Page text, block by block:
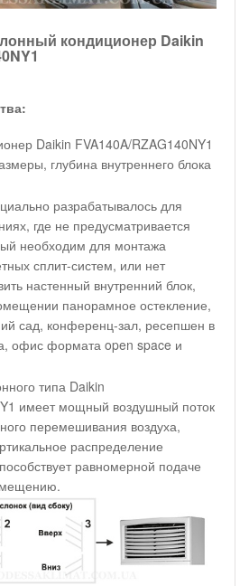
кондиционер Daikin
Daikin FVA140A/RZAG140NY1
глубина внутреннего блока
разрабатывалось для
где не предусматривается
необходим для монтажа
сплит-систем, или нет
настенный внутренний блок,
панорамное остекление,
сад, конференц-зал, ресепшен в
офис формата open space и
типа Daikin
имеет мощный воздушный поток
перемешивания воздуха,
распределение
равномерной подаче